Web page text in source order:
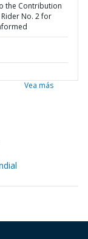
the Contribution
No. 2 for
Vea más